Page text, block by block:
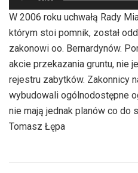
plików
dźwiękowych
W 2006 roku uchwałą Rady
którym stoi pomnik, został
zakonowi oo. Bernardynów.
akcie przekazania gruntu, nie
rejestru zabytków. Zakonnicy
wybudowali ogólnodostępne
nie mają jednak planów co do
Tomasz Łępa